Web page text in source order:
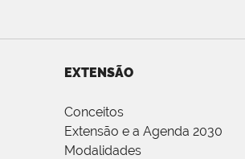
EXTENSÃO
Conceitos
Extensão e a Agenda 2030
Modalidades